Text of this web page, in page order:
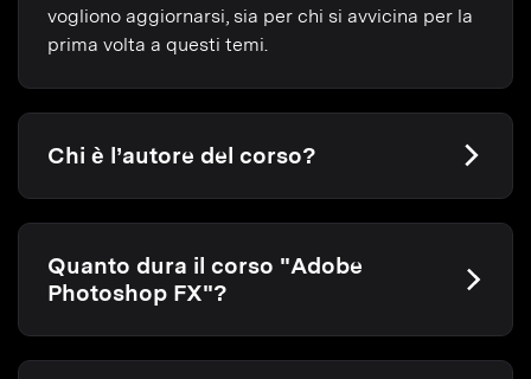
vogliono aggiornarsi, sia per chi si avvicina per la
prima volta a questi temi.
Chi è l’autore del corso?
Quanto dura il corso "Adobe
Photoshop FX"?